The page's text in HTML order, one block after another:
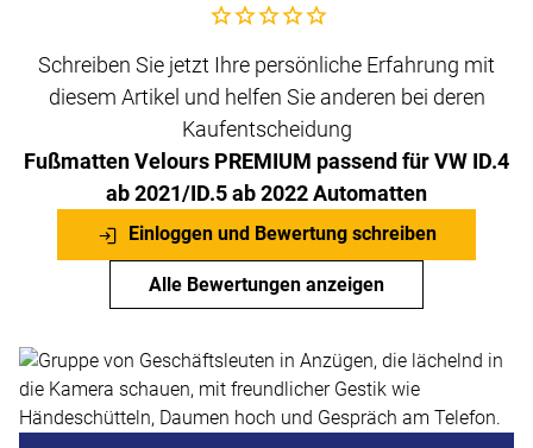
Noch keine Bewertungen abgegeben
Schreiben Sie jetzt Ihre persönliche Erfahrung mit
diesem Artikel und helfen Sie anderen bei deren
Kaufentscheidung
Fußmatten Velours PREMIUM passend für VW ID.4
ab 2021/ID.5 ab 2022 Automatten
Einloggen und Bewertung schreiben
Alle Bewertungen anzeigen